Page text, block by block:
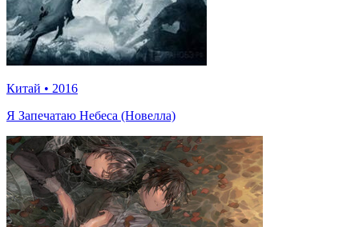
Китай • 2016
Я Запечатаю Небеса (Новелла)